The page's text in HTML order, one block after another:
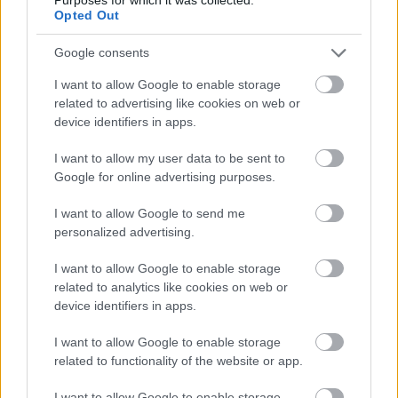
Opted Out
Google consents
I want to allow Google to enable storage
related to advertising like cookies on web or
device identifiers in apps.
I want to allow my user data to be sent to
Google for online advertising purposes.
I want to allow Google to send me
personalized advertising.
I want to allow Google to enable storage
related to analytics like cookies on web or
device identifiers in apps.
I want to allow Google to enable storage
related to functionality of the website or app.
Grillezett cukkini bulgurral - A fetától lesz
igazán ízes
Őszibarackkal és mézzel sült csirkemell -
Ezekkel a fűszerekkel lesz a legfinomabb